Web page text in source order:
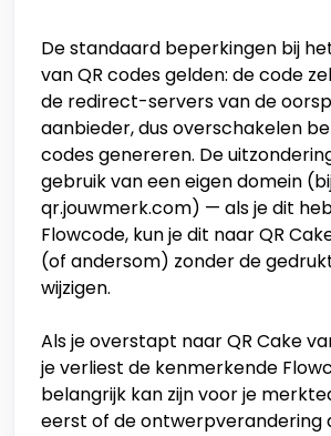
De standaard beperkingen bij
van QR codes gelden: de code
de redirect-servers van de
aanbieder, dus overschakelen
codes genereren. De
gebruik van een eigen domein
qr.jouwmerk.com) — als je dit
Flowcode, kun je dit naar QR
(of andersom) zonder de
wijzigen.
Als je overstapt naar QR Cake
je verliest de kenmerkende
belangrijk kan zijn voor je
eerst of de ontwerpverandering